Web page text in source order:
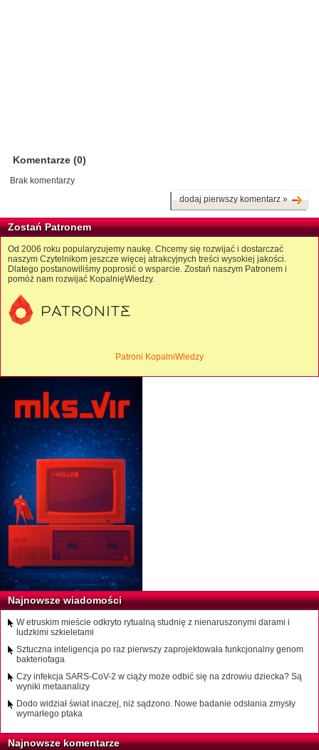
Komentarze (0)
Brak komentarzy
dodaj pierwszy komentarz »
Zostań Patronem
Od 2006 roku popularyzujemy naukę. Chcemy się rozwijać i dostarczać
naszym Czytelnikom jeszcze więcej atrakcyjnych treści wysokiej jakości.
Dlatego postanowiliśmy poprosić o wsparcie. Zostań naszym Patronem i
pomóż nam rozwijać KopalnięWiedzy.
Patroni KopalniWiedzy
Najnowsze wiadomości
W etruskim mieście odkryto rytualną studnię z nienaruszonymi darami i
ludzkimi szkieletami
Sztuczna inteligencja po raz pierwszy zaprojektowała funkcjonalny genom
bakteriofaga
Czy infekcja SARS-CoV-2 w ciąży może odbić się na zdrowiu dziecka? Są
wyniki metaanalizy
Dodo widział świat inaczej, niż sądzono. Nowe badanie odsłania zmysły
wymarłego ptaka
Najnowsze komentarze